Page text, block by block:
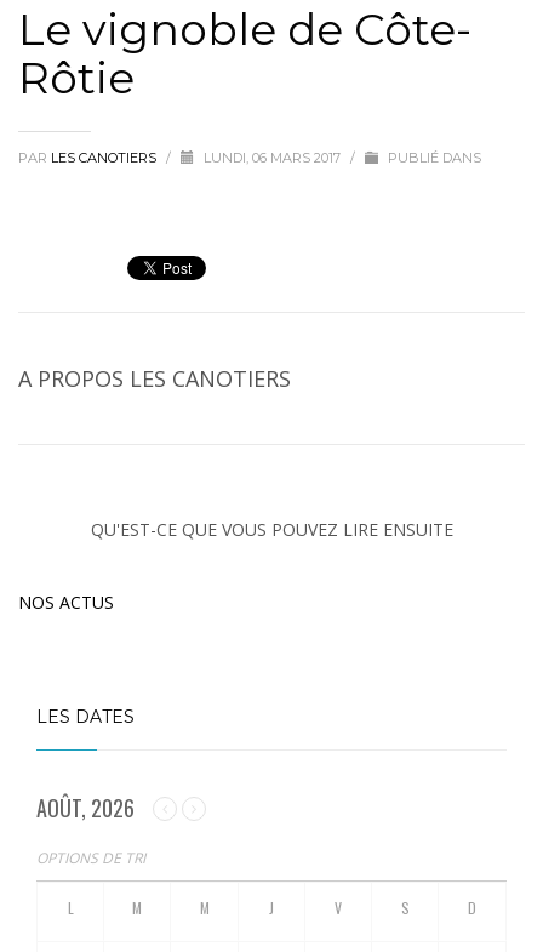
Le vignoble de Côte-
Rôtie
PAR LES CANOTIERS / LUNDI, 06 MARS 2017 / PUBLIÉ DANS
A PROPOS LES CANOTIERS
QU'EST-CE QUE VOUS POUVEZ LIRE ENSUITE
NOS ACTUS
LES DATES
AOÛT, 2026
OPTIONS DE TRI